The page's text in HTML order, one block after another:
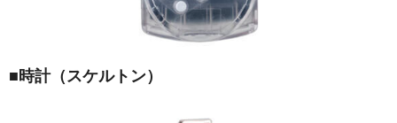
■時計（スケルトン）